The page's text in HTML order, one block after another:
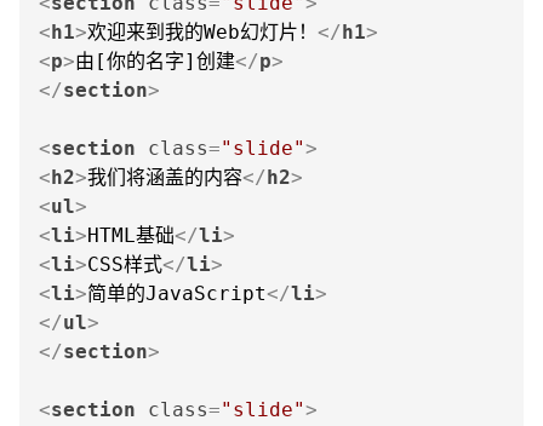
<h1>欢迎来到我的Web幻灯片！ </h1>
<p>由[你的名字]创建</p>
</section>
<section class="slide">
<h2>我们将涵盖的内容</h2>
<ul>
<li>HTML基础</li>
<li>CSS样式</li>
<li>简单的JavaScript</li>
</ul>
</section>
<section class="slide">